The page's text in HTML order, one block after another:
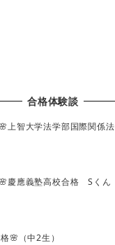
合格体験談
上智大学法学部国際関係
慶應義塾高校合格 Sくん
🌸（中2生）